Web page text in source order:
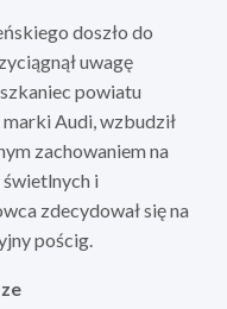
doszło do
uwagę
powiatu
Audi, wzbudził
zachowaniem na
i
zdecydował się na
pościg.